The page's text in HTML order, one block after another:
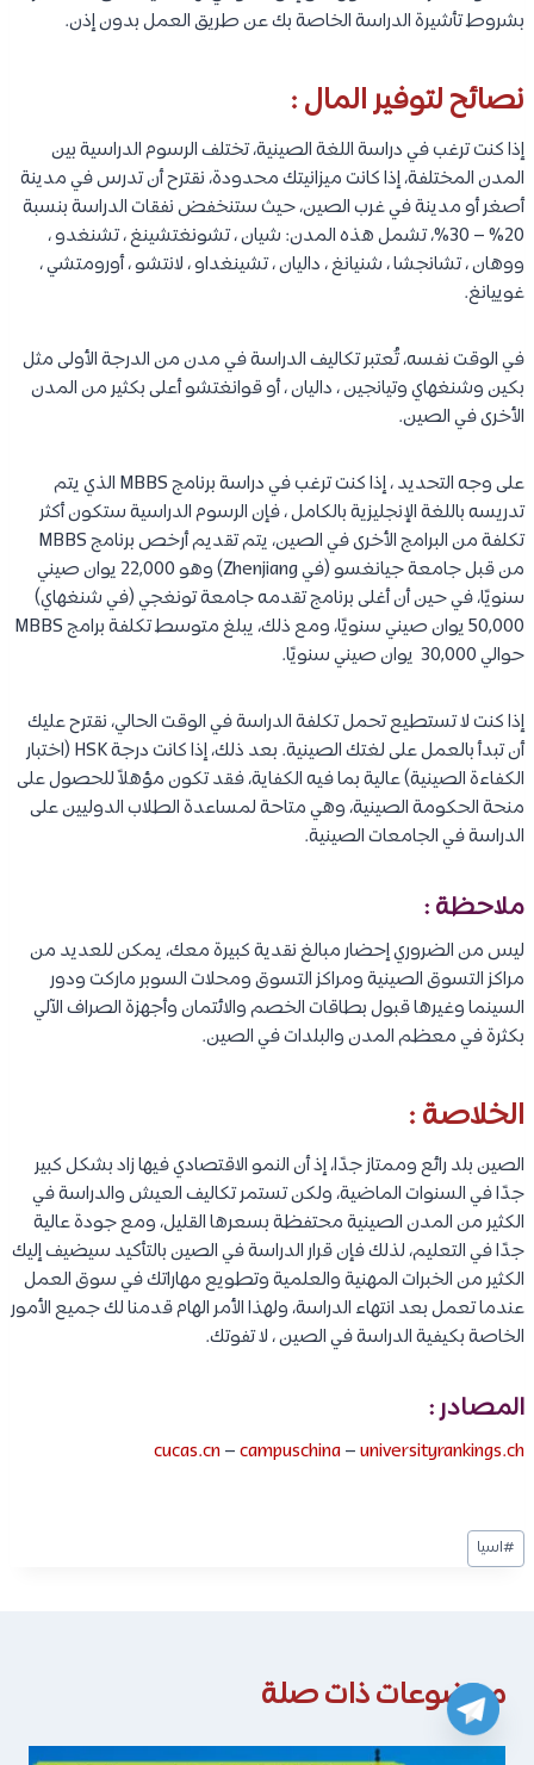
بشروط تأشيرة الدراسة الخاصة بك عن طريق العمل بدون إذن.
نصائح لتوفير المال :
إذا كنت ترغب في دراسة اللغة الصينية، تختلف الرسوم الدراسية بين
المدن المختلفة، إذا كانت ميزانيتك محدودة، نقترح أن تدرس في مدينة
أصغر أو مدينة في غرب الصين، حيث ستنخفض نفقات الدراسة بنسبة
20% – 30%، تشمل هذه المدن: شيان ، تشونغتشينغ ، تشنغدو ،
ووهان ، تشانجشا ، شنيانغ ، داليان ، تشينغداو ، لانتشو ، أورومتشي ،
غوييانغ.
في الوقت نفسه، تُعتبر تكاليف الدراسة في مدن من الدرجة الأولى مثل
بكين وشنغهاي وتيانجين ، داليان ، أو قوانغتشو أعلى بكثير من المدن
الأخرى في الصين.
على وجه التحديد ، إذا كنت ترغب في دراسة برنامج MBBS الذي يتم
تدريسه باللغة الإنجليزية بالكامل ، فإن الرسوم الدراسية ستكون أكثر
تكلفة من البرامج الأخرى في الصين، يتم تقديم أرخص برنامج MBBS
من قبل جامعة جيانغسو (في Zhenjiang) وهو 22,000 يوان صيني
سنويًا، في حين أن أغلى برنامج تقدمه جامعة تونغجي (في شنغهاي)
50,000 يوان صيني سنويًا، ومع ذلك، يبلغ متوسط ​​تكلفة برامج MBBS
حوالي 30,000 يوان صيني سنويًا.
إذا كنت لا تستطيع تحمل تكلفة الدراسة في الوقت الحالي، نقترح عليك
أن تبدأ بالعمل على لغتك الصينية. بعد ذلك، إذا كانت درجة HSK (اختبار
الكفاءة الصينية) عالية بما فيه الكفاية، فقد تكون مؤهلاً للحصول على
منحة الحكومة الصينية، وهي متاحة لمساعدة الطلاب الدوليين على
الدراسة في الجامعات الصينية.
ملاحظة :
ليس من الضروري إحضار مبالغ نقدية كبيرة معك، يمكن للعديد من
مراكز التسوق الصينية ومراكز التسوق ومحلات السوبر ماركت ودور
السينما وغيرها قبول بطاقات الخصم والائتمان وأجهزة الصراف الآلي
بكثرة في معظم المدن والبلدات في الصين.
الخلاصة :
الصين بلد رائع وممتاز جدًا، إذ أن النمو الاقتصادي فيها زاد بشكل كبير
جدًا في السنوات الماضية، ولكن تستمر تكاليف العيش والدراسة في
الكثير من المدن الصينية محتفظة بسعرها القليل، ومع جودة عالية
جدًا في التعليم، لذلك فإن قرار الدراسة في الصين بالتأكيد سيضيف إليك
الكثير من الخبرات المهنية والعلمية وتطويع مهاراتك في سوق العمل
عندما تعمل بعد انتهاء الدراسة، ولهذا الأمر الهام قدمنا لك جميع الأمور
الخاصة بكيفية الدراسة في الصين ، لا تفوتك.
المصادر :
cucas.cn–campuschina–universityrankings.ch
وسوم
المقال:
#اسيا
موضوعات ذات صلة